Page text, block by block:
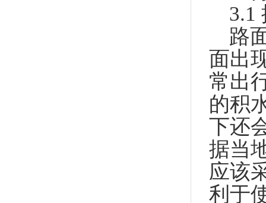
3.1
路
面出
常出
的积
下还
据当
应该
利于